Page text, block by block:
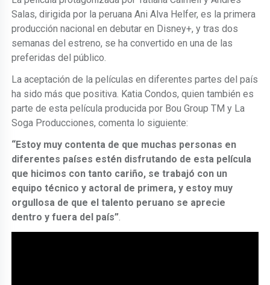
Salas, dirigida por la peruana Ani Alva Helfer, es la primera
producción nacional en debutar en Disney+, y tras dos
semanas del estreno, se ha convertido en una de las
preferidas del público.
La aceptación de la películas en diferentes partes del país
ha sido más que positiva. Katia Condos, quien también es
parte de esta película producida por Bou Group TM y La
Soga Producciones, comenta lo siguiente:
“Estoy muy contenta de que muchas personas en
diferentes países estén disfrutando de esta película
que hicimos con tanto cariño, se trabajó con un
equipo técnico y actoral de primera, y estoy muy
orgullosa de que el talento peruano se aprecie
dentro y fuera del país”